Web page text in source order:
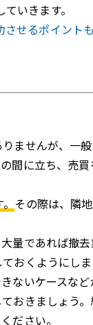
いきます。
させるポイント
ませんが、一
間に立ち、売
その際は、隣
量であれば撤
おくようにし
ないケースな
おきましょう
ださい。